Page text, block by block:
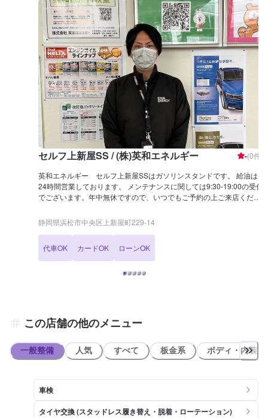
セルフ上新屋SS / (株)英和エネルギー -(0件)
英和エネルギー セルフ上新屋SSはガソリンスタンドです。 給油は
24時間営業しております。 メンテナンスに関しては9:30-19:00の受付
でございます。年中無休ですので、いつでもご予約の上ご来店くださ
でも、給油や整備の際にもぜひご利用ください！ <<アクセス>> 船越
バイパス沿いにございます。上新屋南の交差点のすぐ横です。
静岡県浜松市中央区上新屋町229-14
代車OK カードOK ローンOK
この店舗の他のメニュー
一般整備 人気 すべて 板金系 ボディ・内装
車検
タイヤ交換 (スタッドレス履き替え・脱着・ローテーション)